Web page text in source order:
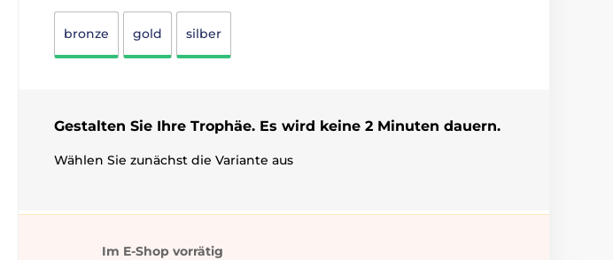
bronze gold silber
Gestalten Sie Ihre Trophäe. Es wird keine 2 Minuten dauern.
Wählen Sie zunächst die Variante aus
Im E-Shop vorrätig